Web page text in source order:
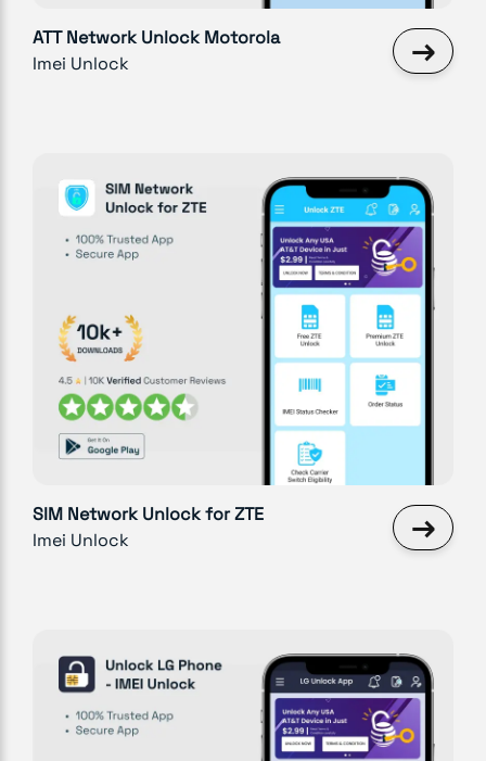
ATT Network Unlock Motorola
Imei Unlock
→
SIM Network Unlock for ZTE
Imei Unlock
→